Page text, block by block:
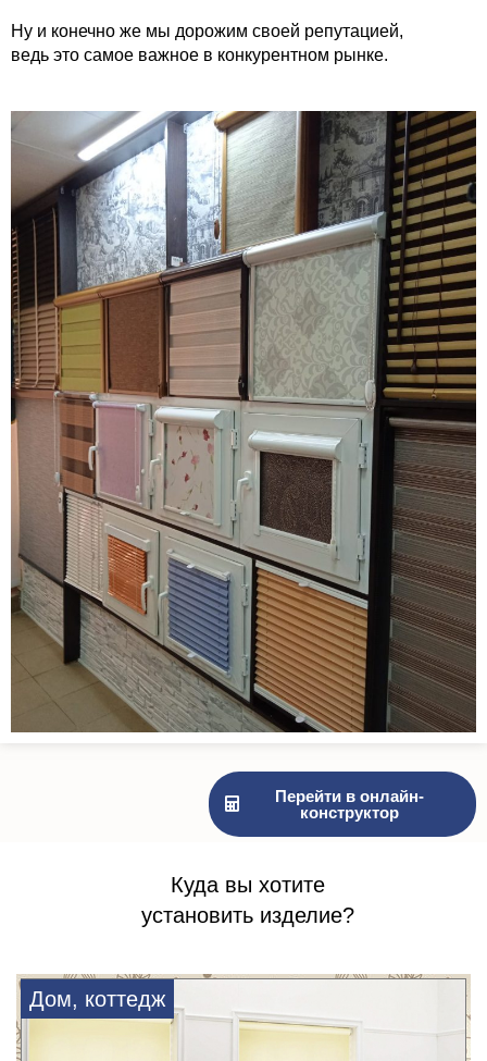
Ну и конечно же мы дорожим своей репутацией,
ведь это самое важное в конкурентном рынке.
Перейти в онлайн-
конструктор
Куда вы хотите
установить изделие?
Дом, коттедж